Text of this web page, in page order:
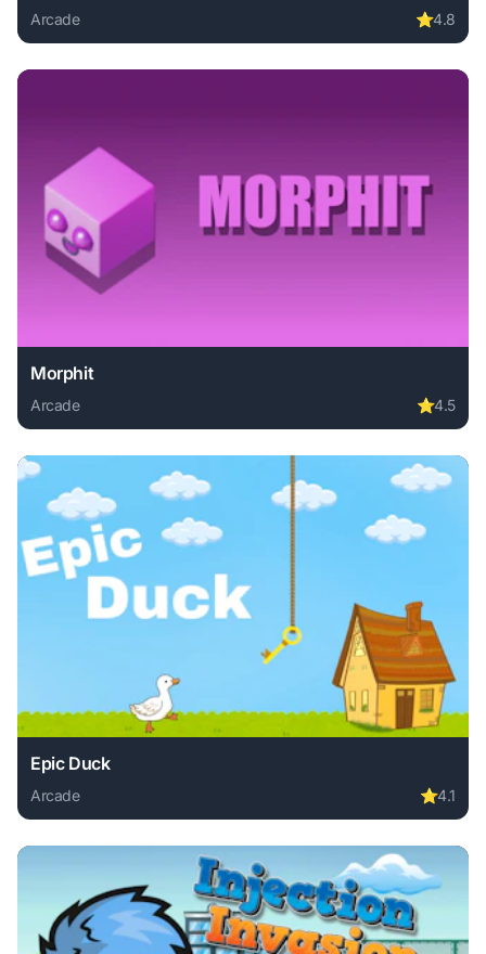
Arcade ⭐4.8
Play Gelatino online free. arcade game, no download
Morphit
Arcade ⭐4.5
Play Morphit online free. arcade game, no download
Epic Duck
Arcade ⭐4.1
Play Epic Duck online free. arcade game, no download